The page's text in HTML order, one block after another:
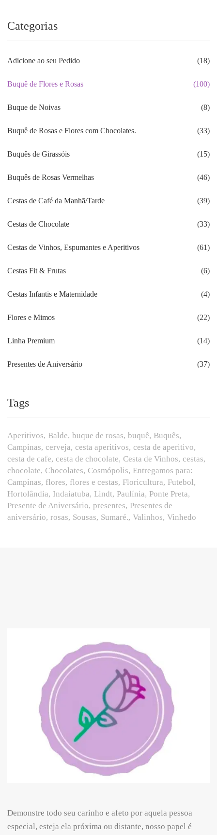
Categorias
Adicione ao seu Pedido (18)
Buquê de Flores e Rosas (100)
Buque de Noivas (8)
Buquê de Rosas e Flores com Chocolates. (33)
Buquês de Girassóis (15)
Buquês de Rosas Vermelhas (46)
Cestas de Café da Manhã/Tarde (39)
Cestas de Chocolate (33)
Cestas de Vinhos, Espumantes e Aperitivos (61)
Cestas Fit & Frutas (6)
Cestas Infantis e Maternidade (4)
Flores e Mimos (22)
Linha Premium (14)
Presentes de Aniversário (37)
Tags
Aperitivos Balde buque de rosas buquê Buquês
Campinas cerveja cesta aperitivos cesta de aperitivo
cesta de cafe cesta de chocolate Cesta de Vinhos cestas
chocolate Chocolates Cosmópolis Entregamos para:
Campinas flores flores e cestas Floricultura Futebol
Hortolândia Indaiatuba Lindt Paulínia Ponte Preta
Presente de Aniversário presentes Presentes de
aniversário rosas Sousas Sumaré. Valinhos Vinhedo
Demonstre todo seu carinho e afeto por aquela pessoa
especial, esteja ela próxima ou distante, nosso papel é